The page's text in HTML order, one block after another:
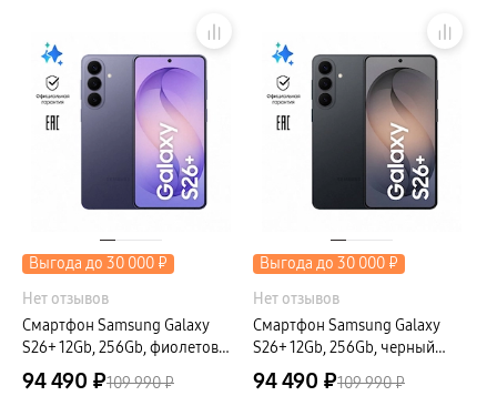
Выгода до 30 000 ₽
Нет отзывов
Смартфон Samsung Galaxy
S26+ 12Gb, 256Gb, фиолетовый
(РСТ)
94 490 ₽109 990 ₽
Выгода до 30 000 ₽
Нет отзывов
Смартфон Samsung Galaxy
S26+ 12Gb, 256Gb, черный
(РСТ)
94 490 ₽109 990 ₽